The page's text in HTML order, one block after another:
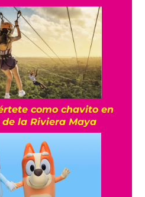
como chavito en
la Riviera Maya